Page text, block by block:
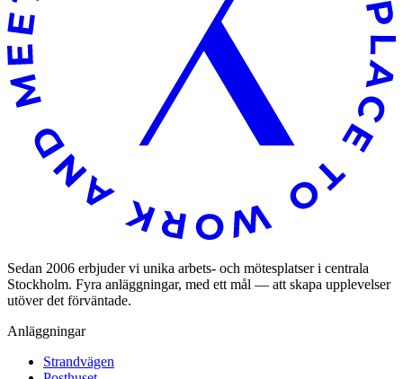
Sedan 2006 erbjuder vi unika arbets- och mötesplatser i centrala
Stockholm. Fyra anläggningar, med ett mål — att skapa upplevelser
utöver det förväntade.
Anläggningar
Strandvägen